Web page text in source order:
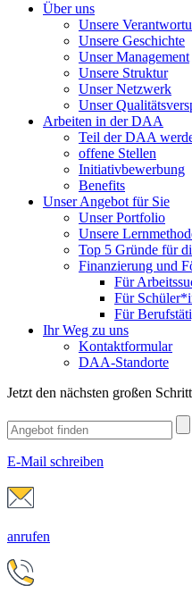
Über uns
Unsere
Unsere Geschichte
Unser Management
Unsere Struktur
Unser Netzwerk
Unser
Arbeiten in der DAA
Teil der DAA
offene Stellen
Initiativbewerbung
Benefits
Unser Angebot für Sie
Unser Portfolio
Unsere
Top 5 Gründe für
Finanzierung und
Für
Für
Für
Ihr Weg zu uns
Kontaktformular
DAA-Standorte
Jetzt den nächsten großen
E-Mail schreiben
anrufen